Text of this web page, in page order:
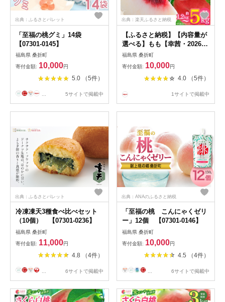
出典：ふるさとパレット
「至福の桃グミ」14袋
【07301-0145】
福島県 桑折町
寄付金額: 10,000円
5.0 （5件）
... 5サイトで掲載中
出典：楽天ふるさと納税
【ふるさと納税】【内容量が
選べる】もも【幸茜・2026年
産】特秀
1.2kg/1.5kg/3kg/5kg 桑折町
産 JAふくしま未来 桃 ／ モ
モ 果物 フルーツ 旬 甘い 甘
フレッシュ デザート おいし
福島県 桑折町
寄付金額: 10,000円
4.0 （5件）
1サイトで掲載中
出典：ふるさとパレット
冷凍凍天3種食べ比べセット
（10個） 【07301-0236】
福島県 桑折町
寄付金額: 11,000円
4.8 （4件）
6サイトで掲載中
出典：ANAのふるさと納税
「至福の桃 こんにゃくゼリ
ー」12個 【07301-0146】
福島県 桑折町
寄付金額: 10,000円
4.5 （4件）
6サイトで掲載中